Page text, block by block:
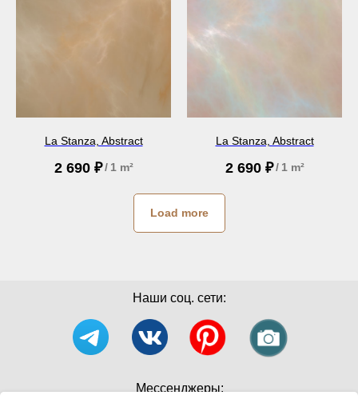
La Stanza, Abstract
2 690 ₽ / 1 m²
La Stanza, Abstract
2 690 ₽ / 1 m²
Load more
Наши соц. сети:
Мессенджеры: